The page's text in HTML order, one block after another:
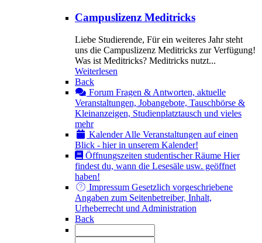
Campuslizenz Meditricks
Liebe Studierende, Für ein weiteres Jahr steht
uns die Campuslizenz Meditricks zur Verfügung!
Was ist Meditricks? Meditricks nutzt...
Weiterlesen
Back
Forum Fragen & Antworten, aktuelle
Veranstaltungen, Jobangebote, Tauschbörse &
Kleinanzeigen, Studienplatztausch und vieles
mehr
KalenderAlle Veranstaltungen auf einen
Blick - hier in unserem Kalender!
Öffnungszeiten studentischer Räume Hier
findest du, wann die Lesesäle usw. geöffnet
haben!
Impressum Gesetzlich vorgeschriebene
Angaben zum Seitenbetreiber, Inhalt,
Urheberrecht und Administration
Back